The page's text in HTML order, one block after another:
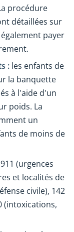
procédure
détaillées sur
payer
: les enfants de
la banquette
à l'aide d'un
poids. La
un
de moins de
911 (urgences
et localités de
civile), 142
(intoxications,